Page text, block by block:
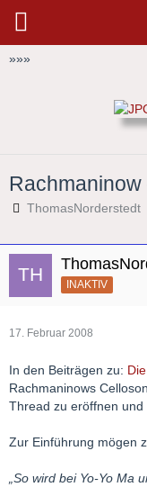
»»»
ThomasNorderstedt
INAKTIV
17. Februar 2008
In den Beiträgen zu:
Rachmaninows
Thread zu eröffnen
Zur Einführung mögen
„So wird bei Yo-Yo Ma